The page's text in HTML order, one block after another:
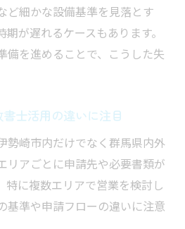
ど細かな設備基準を見落とす
が遅れるケースもあります。
備を進めることで、こうした失
士活用の違いに注目
勢崎市内だけでなく群馬県内外
リアごとに申請先や必要書類が
特に複数エリアで営業を検討し
基準や申請フローの違いに注意